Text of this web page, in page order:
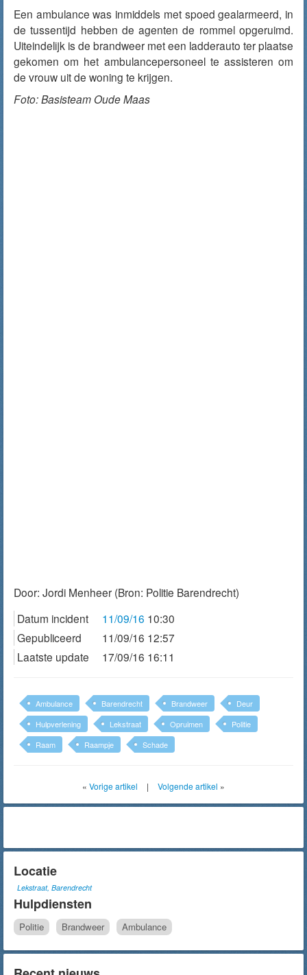
Een ambulance was inmiddels met spoed gealarmeerd, in
de tussentijd hebben de agenten de rommel opgeruimd.
Uiteindelijk is de brandweer met een ladderauto ter plaatse
gekomen om het ambulancepersoneel te assisteren om
de vrouw uit de woning te krijgen.
Foto: Basisteam Oude Maas
Door: Jordi Menheer (Bron: Politie Barendrecht)
Datum incident
11/09/16 10:30
Gepubliceerd
11/09/16 12:57
Laatste update
17/09/16 16:11
Ambulance Barendrecht Brandweer
Deur
Hulpverlening
Lekstraat Opruimen
Politie
Raam
Raampje Schade
« Vorige artikel | Volgende artikel »
Locatie
Lekstraat, Barendrecht
Hulpdiensten
Politie Brandweer Ambulance